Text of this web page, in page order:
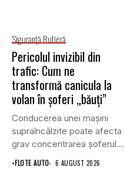
Siguranţă Rutieră
Pericolul invizibil din
trafic: Cum ne
transformă canicula la
volan în șoferi „băuți”
Conducerea unei mașini
supraîncălzite poate afecta
grav concentrarea șoferului
și poate crește...
•FLOTE AUTO 6 AUGUST 2026